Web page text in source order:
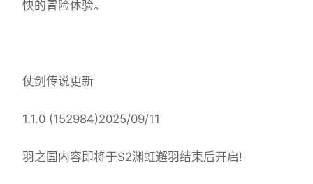
快的冒险体验。
仗剑传说更新
1.1.0 (152984)2025/09/11
羽之国内容即将于S2渊虹邂羽结束后开启!